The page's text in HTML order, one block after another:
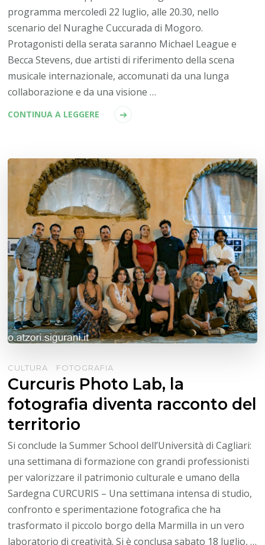
programma mercoledì 22 luglio, alle 20.30, nello
scenario del Nuraghe Cuccurada di Mogoro.
Protagonisti della serata saranno Michael League e
Becca Stevens, due artisti di riferimento della scena
musicale internazionale, accomunati da una lunga
collaborazione e da una visione …
CONTINUA A LEGGERE
CULTURA FOTOGRAFIA
Curcuris Photo Lab, la
fotografia diventa racconto del
territorio
Si conclude la Summer School dell’Università di Cagliari:
una settimana di formazione con grandi professionisti
per valorizzare il patrimonio culturale e umano della
Sardegna CURCURIS – Una settimana intensa di studio,
confronto e sperimentazione fotografica che ha
trasformato il piccolo borgo della Marmilla in un vero
laboratorio di creatività. Si è conclusa sabato 18 luglio, …